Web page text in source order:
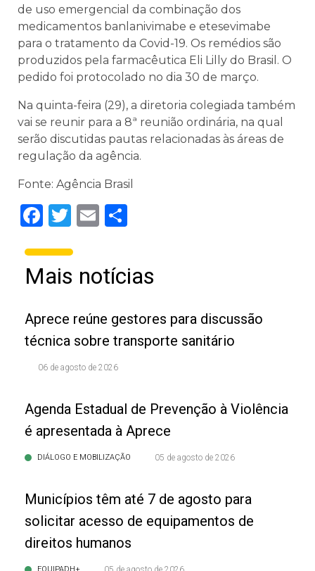
de uso emergencial da combinação dos
medicamentos banlanivimabe e etesevimabe
para o tratamento da Covid-19. Os remédios são
produzidos pela farmacêutica Eli Lilly do Brasil. O
pedido foi protocolado no dia 30 de março.
Na quinta-feira (29), a diretoria colegiada também
vai se reunir para a 8ª reunião ordinária, na qual
serão discutidas pautas relacionadas às áreas de
regulação da agência.
Fonte: Agência Brasil
Facebook
Twitter
Email
Mais notícias
Aprece reúne gestores para discussão
técnica sobre transporte sanitário
06 de agosto de 2026
Agenda Estadual de Prevenção à Violência
é apresentada à Aprece
DIÁLOGO E MOBILIZAÇÃO 05 de agosto de 2026
Municípios têm até 7 de agosto para
solicitar acesso de equipamentos de
direitos humanos